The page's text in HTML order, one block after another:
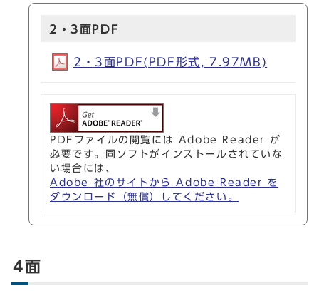
2・3面PDF
2・3面PDF(PDF形式, 7.97MB)
PDFファイルの閲覧には Adobe Reader が
必要です。同ソフトがインストールされていな
い場合には、
Adobe 社のサイトから Adobe Reader を
ダウンロード（無償）してください。
4面